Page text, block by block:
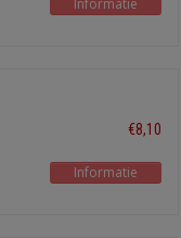
Informatie
€8,10
Informatie